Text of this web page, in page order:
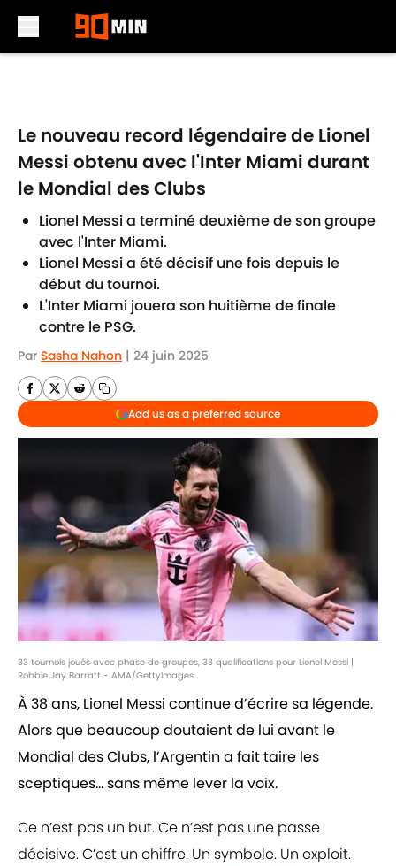
Le nouveau record légendaire de Lionel
Messi obtenu avec l'Inter Miami durant
le Mondial des Clubs
Lionel Messi a terminé deuxième de son groupe
avec l'Inter Miami.
Lionel Messi a été décisif une fois depuis le
début du tournoi.
L'Inter Miami jouera son huitième de finale
contre le PSG.
Par Sasha Nahon | 24 juin 2025
Add us as a preferred source
33 tournois joués avec phase de groupes, 33 qualifications pour Lionel Messi |
Robbie Jay Barratt - AMA/GettyImages
À 38 ans, Lionel Messi continue d’écrire sa légende.
Alors que beaucoup doutaient de lui avant le
Mondial des Clubs, l’Argentin a fait taire les
sceptiques… sans même lever la voix.
Ce n’est pas un but. Ce n’est pas une passe
décisive. C’est un chiffre. Un symbole. Un exploit.